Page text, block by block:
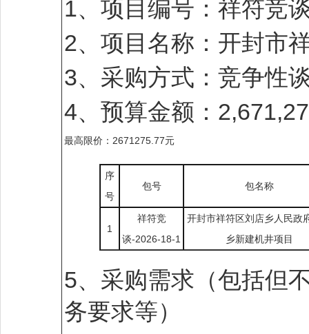
1、项目编号：祥符竞
2、项目名称：开封市
3、采购方式：竞争性
4、预算金额：
最高限价：2671275.77元
序
号
包号 包名称
1
祥符竞
谈-2026-18-1
开封市祥符区刘店乡人民政
乡新建机井项目
5、采购需求（包括但
务要求等）